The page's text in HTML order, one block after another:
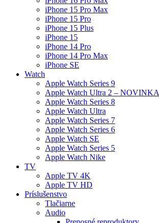
iPhone 15 Pro Max
iPhone 15 Pro
iPhone 15 Plus
iPhone 15
iPhone 14 Pro
iPhone 14 Pro Max
iPhone SE
Watch
Apple Watch Series 9
Apple Watch Ultra 2 – NOVINKA
Apple Watch Series 8
Apple Watch Ultra
Apple Watch Series 7
Apple Watch Series 6
Apple Watch SE
Apple Watch Series 5
Apple Watch Nike
TV
Apple TV 4K
Apple TV HD
Príslušenstvo
Tlačiarne
Audio